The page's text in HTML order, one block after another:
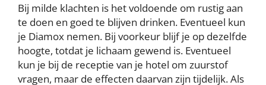
Bij milde klachten is het voldoende om rustig aan
te doen en goed te blijven drinken. Eventueel kun
je Diamox nemen. Bij voorkeur blijf je op dezelfde
hoogte, totdat je lichaam gewend is. Eventueel
kun je bij de receptie van je hotel om zuurstof
vragen, maar de effecten daarvan zijn tijdelijk. Als